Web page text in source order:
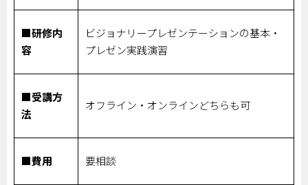
■研修内
容
ビジョナリープレゼンテーションの基本・
プレゼン実践演習
■受講方
法
オフライン・オンラインどちらも可
■費用 要相談